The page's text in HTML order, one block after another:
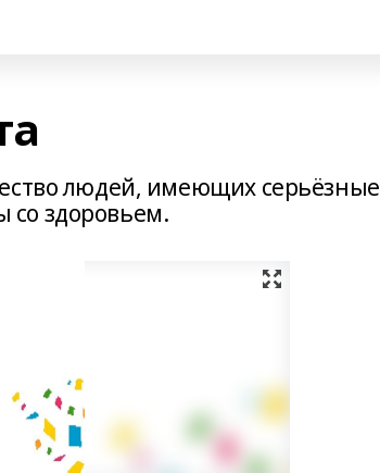
людей, имеющих серьёзные
со здоровьем.